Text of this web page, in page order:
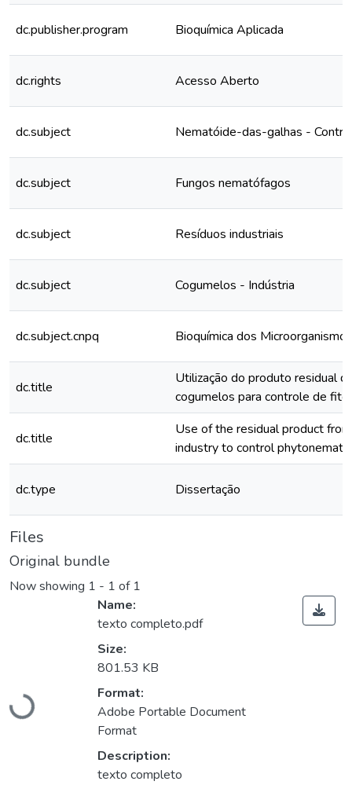
dc.publisher.program Bioquímica Aplicada
dc.rights Acesso Aberto
dc.subject Nematóide-das-galhas -
dc.subject Fungos nematófagos
dc.subject Resíduos industriais
dc.subject Cogumelos - Indústria
dc.subject.cnpq Bioquímica dos Microorganismos
dc.title
Utilização do produto residual
cogumelos para controle de
dc.title
Use of the residual product
industry to control
dc.type Dissertação
Files
Original bundle
Now showing 1 - 1 of 1
Loading...
Name:
texto completo.pdf
Size:
801.53 KB
Format:
Adobe Portable Document
Format
Description:
texto completo